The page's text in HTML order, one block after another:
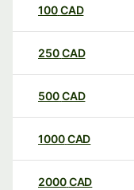
100CAD
250CAD
500CAD
1000CAD
2000CAD